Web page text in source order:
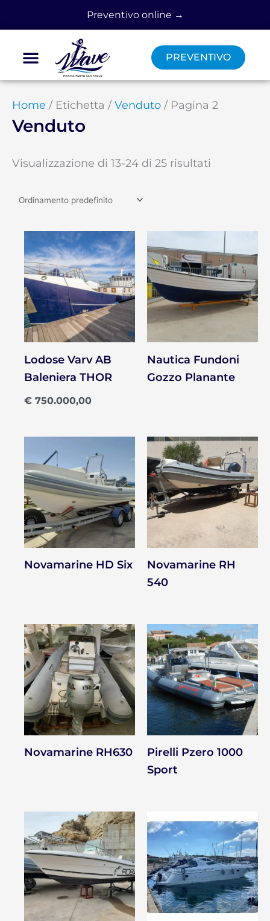
Preventivo online →
PREVENTIVO
Home / Etichetta / Venduto / Pagina 2
Venduto
Visualizzazione di 13-24 di 25 risultati
Lodose Varv AB
Baleniera THOR
€ 750.000,00
Nautica Fundoni
Gozzo Planante
Novamarine HD Six
Novamarine RH
540
Novamarine RH630
Pirelli Pzero 1000
Sport